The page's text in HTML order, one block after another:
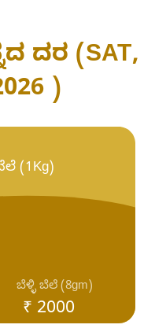
ದರ (SAT,
)
(1Kg)
ಬೆಳ್ಳಿ ಬೆಲೆ (8gm)
₹ 2000